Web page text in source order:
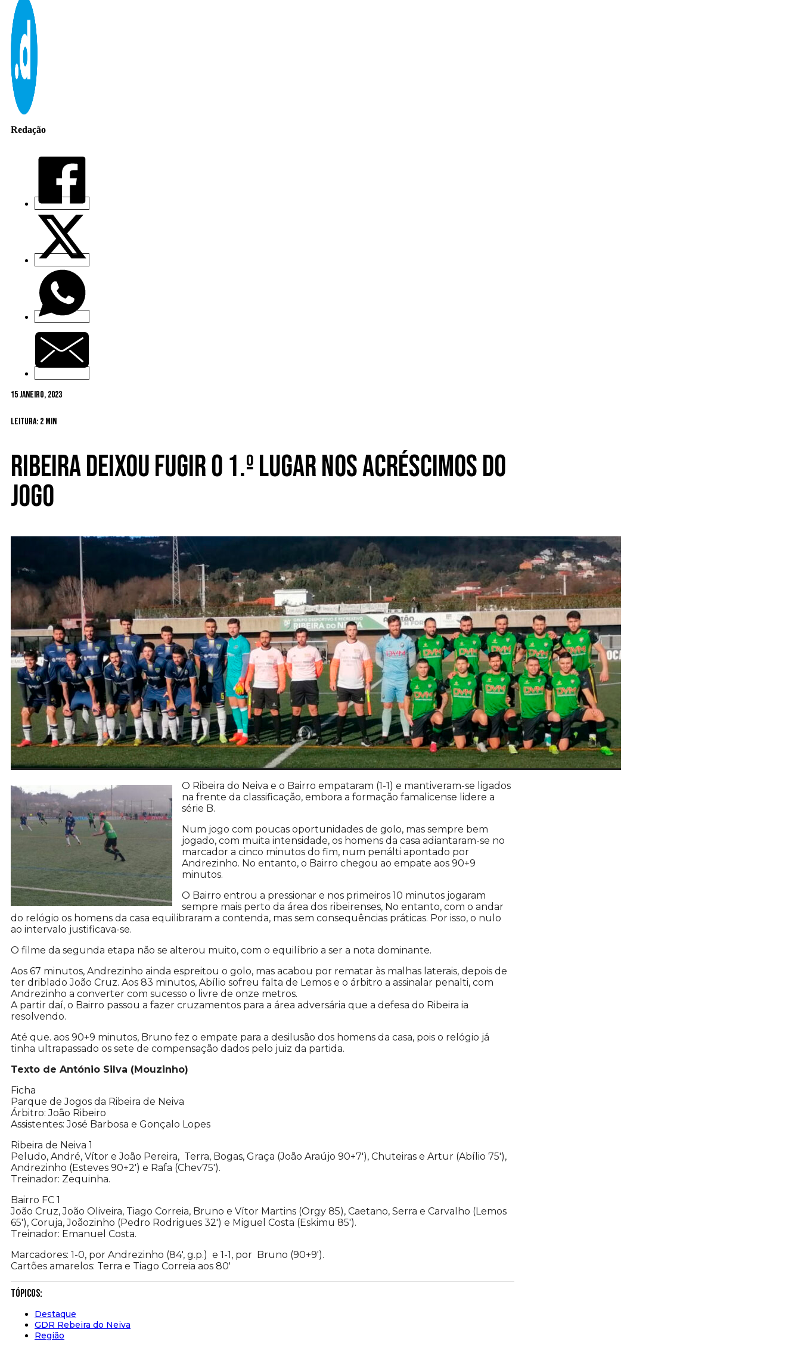
Redação
15 Janeiro, 2023
Leitura: 2 min
Ribeira deixou fugir o 1.º lugar nos acréscimos do
jogo
O Ribeira do Neiva e o Bairro empataram (1-1) e mantiveram-se ligados
na frente da classificação, embora a formação famalicense lidere a
série B.
Num jogo com poucas oportunidades de golo, mas sempre bem
jogado, com muita intensidade, os homens da casa adiantaram-se no
marcador a cinco minutos do fim, num penálti apontado por
Andrezinho. No entanto, o Bairro chegou ao empate aos 90+9
minutos.
O Bairro entrou a pressionar e nos primeiros 10 minutos jogaram
sempre mais perto da área dos ribeirenses, No entanto, com o andar
do relógio os homens da casa equilibraram a contenda, mas sem consequências práticas. Por isso, o nulo
ao intervalo justificava-se.
O filme da segunda etapa não se alterou muito, com o equilíbrio a ser a nota dominante.
Aos 67 minutos, Andrezinho ainda espreitou o golo, mas acabou por rematar às malhas laterais, depois de
ter driblado João Cruz. Aos 83 minutos, Abílio sofreu falta de Lemos e o árbitro a assinalar penalti, com
Andrezinho a converter com sucesso o livre de onze metros.
A partir daí, o Bairro passou a fazer cruzamentos para a área adversária que a defesa do Ribeira ia
resolvendo.
Até que. aos 90+9 minutos, Bruno fez o empate para a desilusão dos homens da casa, pois o relógio já
tinha ultrapassado os sete de compensação dados pelo juiz da partida.
Texto de António Silva (Mouzinho)
Ficha
Parque de Jogos da Ribeira de Neiva
Árbitro: João Ribeiro
Assistentes: José Barbosa e Gonçalo Lopes
Ribeira de Neiva 1
Peludo, André, Vítor e João Pereira, Terra, Bogas, Graça (João Araújo 90+7′), Chuteiras e Artur (Abílio 75′),
Andrezinho (Esteves 90+2′) e Rafa (Chev75′).
Treinador: Zequinha.
Bairro FC 1
João Cruz, João Oliveira, Tiago Correia, Bruno e Vítor Martins (Orgy 85), Caetano, Serra e Carvalho (Lemos
65′), Coruja, Joãozinho (Pedro Rodrigues 32′) e Miguel Costa (Eskimu 85′).
Treinador: Emanuel Costa.
Marcadores: 1-0, por Andrezinho (84′, g.p.) e 1-1, por Bruno (90+9′).
Cartões amarelos: Terra e Tiago Correia aos 80′
Tópicos:
Destaque
GDR Rebeira do Neiva
Região